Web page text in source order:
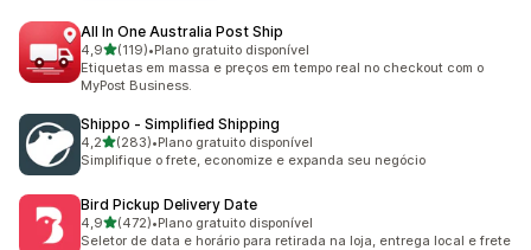
All In One Australia Post Ship
4,9de 5 estrelas
(119)
119 avaliações ao todo
•Plano gratuito disponível
Etiquetas em massa e preços em tempo real no checkout com o
MyPost Business.
Shippo ‑ Simplified Shipping
4,2de 5 estrelas
(283)
283 avaliações ao todo
•Plano gratuito disponível
Simplifique o frete, economize e expanda seu negócio
Bird Pickup Delivery Date
4,9de 5 estrelas
(472)
472 avaliações ao todo
•Plano gratuito disponível
Seletor de data e horário para retirada na loja, entrega local e frete